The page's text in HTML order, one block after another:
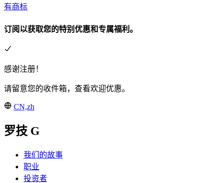
有商标
订阅以获取您的特别优惠和专属福利。
感谢注册！
请留意您的收件箱，查看欢迎优惠。
CN,zh
罗技 G
我们的故事
职业
投资者